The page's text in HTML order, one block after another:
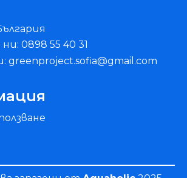
0898 55 40 31